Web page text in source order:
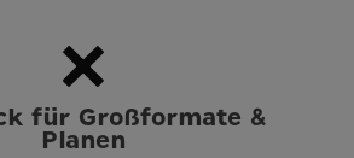
für Großformate &
Planen